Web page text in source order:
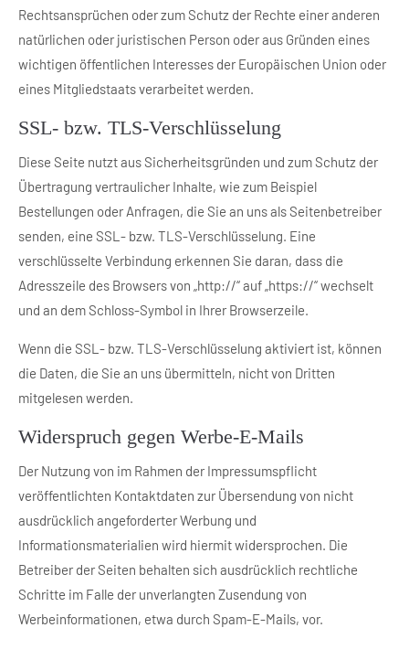
Rechtsansprüchen oder zum Schutz der Rechte einer anderen
natürlichen oder juristischen Person oder aus Gründen eines
wichtigen öffentlichen Interesses der Europäischen Union oder
eines Mitgliedstaats verarbeitet werden.
SSL- bzw. TLS-Verschlüsselung
Diese Seite nutzt aus Sicherheitsgründen und zum Schutz der
Übertragung vertraulicher Inhalte, wie zum Beispiel
Bestellungen oder Anfragen, die Sie an uns als Seitenbetreiber
senden, eine SSL- bzw. TLS-Verschlüsselung. Eine
verschlüsselte Verbindung erkennen Sie daran, dass die
Adresszeile des Browsers von „http://“ auf „https://“ wechselt
und an dem Schloss-Symbol in Ihrer Browserzeile.
Wenn die SSL- bzw. TLS-Verschlüsselung aktiviert ist, können
die Daten, die Sie an uns übermitteln, nicht von Dritten
mitgelesen werden.
Widerspruch gegen Werbe-E-Mails
Der Nutzung von im Rahmen der Impressumspflicht
veröffentlichten Kontaktdaten zur Übersendung von nicht
ausdrücklich angeforderter Werbung und
Informationsmaterialien wird hiermit widersprochen. Die
Betreiber der Seiten behalten sich ausdrücklich rechtliche
Schritte im Falle der unverlangten Zusendung von
Werbeinformationen, etwa durch Spam-E-Mails, vor.